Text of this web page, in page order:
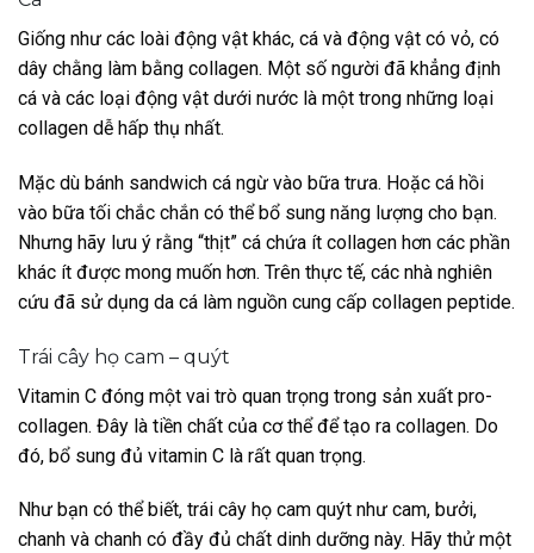
Giống như các loài động vật khác, cá và động vật có vỏ, có
dây chằng làm bằng collagen. Một số người đã khẳng định
cá và các loại động vật dưới nước là một trong những loại
collagen dễ hấp thụ nhất.
Mặc dù bánh sandwich cá ngừ vào bữa trưa. Hoặc cá hồi
vào bữa tối chắc chắn có thể bổ sung năng lượng cho bạn.
Nhưng hãy lưu ý rằng “thịt” cá chứa ít collagen hơn các phần
khác ít được mong muốn hơn. Trên thực tế, các nhà nghiên
cứu đã sử dụng da cá làm nguồn cung cấp collagen peptide.
Trái cây họ cam – quýt
Vitamin C đóng một vai trò quan trọng trong sản xuất pro-
collagen. Đây là tiền chất của cơ thể để tạo ra collagen. Do
đó, bổ sung đủ vitamin C là rất quan trọng.
Như bạn có thể biết, trái cây họ cam quýt như cam, bưởi,
chanh và chanh có đầy đủ chất dinh dưỡng này. Hãy thử một